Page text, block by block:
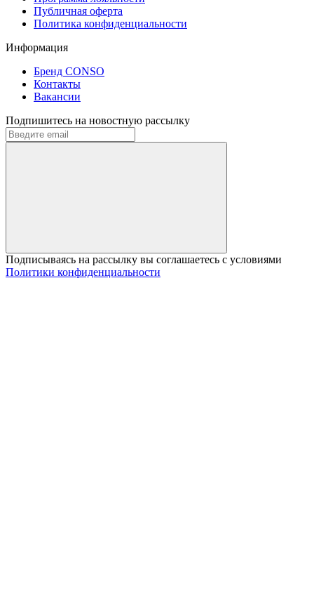
Публичная оферта
Политика конфиденциальности
Информация
Бренд CONSO
Контакты
Вакансии
Подпишитесь на новостную рассылку
Подписываясь на рассылку вы соглашаетесь с условиями
Политики конфиденциальности